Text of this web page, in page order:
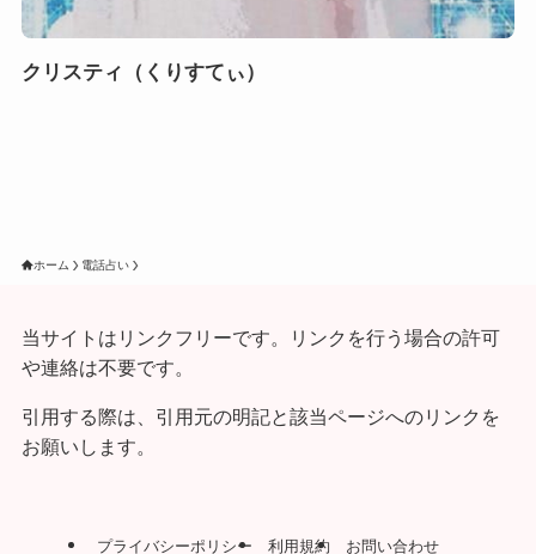
クリスティ（くりすてぃ）
ホーム 電話占い
当サイトはリンクフリーです。リンクを行う場合の許可
や連絡は不要です。
引用する際は、引用元の明記と該当ページへのリンクを
お願いします。
プライバシーポリシー 利用規約 お問い合わせ